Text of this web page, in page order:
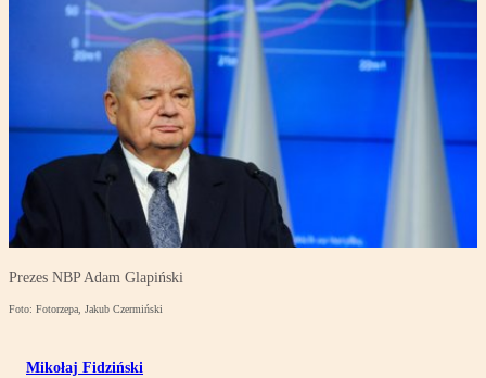
Prezes NBP Adam Glapiński
Foto: Fotorzepa, Jakub Czermiński
Mikołaj Fidziński